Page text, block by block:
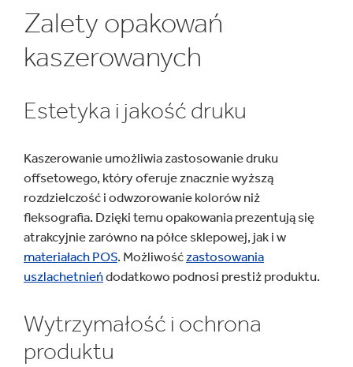
Zalety opakowań
kaszerowanych
Estetyka i jakość druku
Kaszerowanie umożliwia zastosowanie druku
offsetowego, który oferuje znacznie wyższą
rozdzielczość i odwzorowanie kolorów niż
fleksografia. Dzięki temu opakowania prezentują się
atrakcyjnie zarówno na półce sklepowej, jak i w
materiałach POS. Możliwośćzastosowania
uszlachetnieńdodatkowo podnosi prestiż produktu.
Wytrzymałość i ochrona
produktu